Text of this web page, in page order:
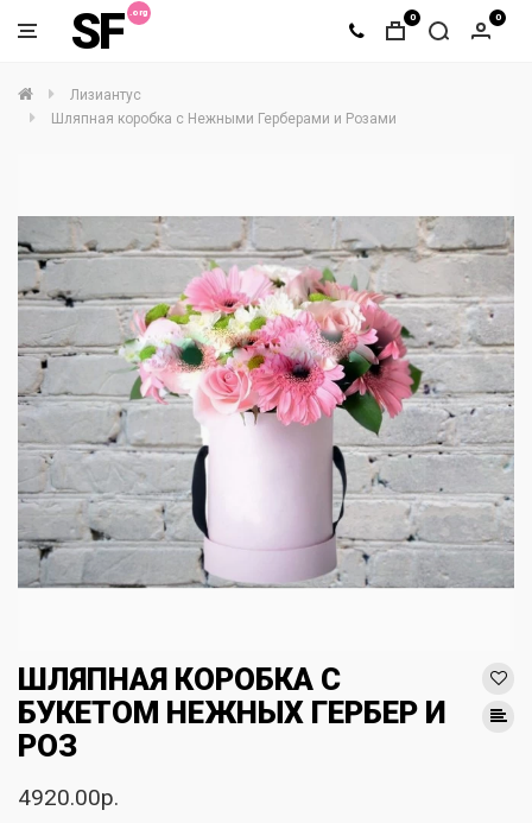
SF 0 0
Лизиантус
Шляпная коробка с Нежными Герберами и Розами
ШЛЯПНАЯ КОРОБКА С
БУКЕТОМ НЕЖНЫХ ГЕРБЕР И
РОЗ
4920.00р.